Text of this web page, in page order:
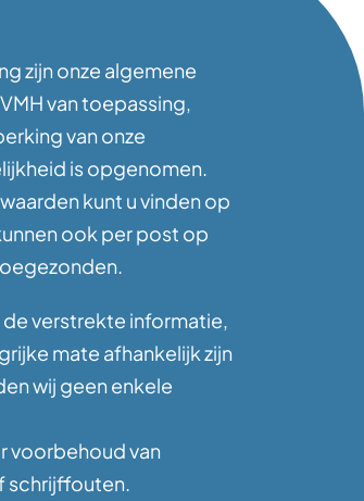
zijn onze algemene
van toepassing,
van onze
is opgenomen.
kunt u vinden op
ook per post op
verstrekte informatie,
mate afhankelijk zijn
wij geen enkele
voorbehoud van
schrijffouten.